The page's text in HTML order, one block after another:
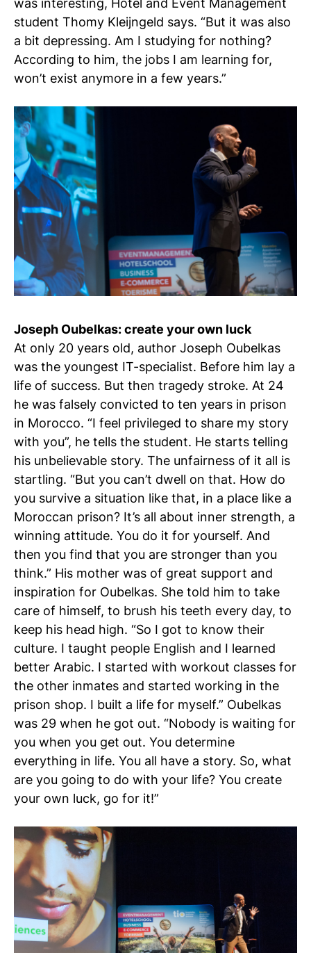
was interesting, Hotel and Event Management
student Thomy Kleijngeld says. “But it was also
a bit depressing. Am I studying for nothing?
According to him, the jobs I am learning for,
won’t exist anymore in a few years.”
Joseph Oubelkas: create your own luck
At only 20 years old, author Joseph Oubelkas
was the youngest IT-specialist. Before him lay a
life of success. But then tragedy stroke. At 24
he was falsely convicted to ten years in prison
in Morocco. “I feel privileged to share my story
with you”, he tells the student. He starts telling
his unbelievable story. The unfairness of it all is
startling. “But you can’t dwell on that. How do
you survive a situation like that, in a place like a
Moroccan prison? It’s all about inner strength, a
winning attitude. You do it for yourself. And
then you find that you are stronger than you
think.” His mother was of great support and
inspiration for Oubelkas. She told him to take
care of himself, to brush his teeth every day, to
keep his head high. “So I got to know their
culture. I taught people English and I learned
better Arabic. I started with workout classes for
the other inmates and started working in the
prison shop. I built a life for myself.” Oubelkas
was 29 when he got out. “Nobody is waiting for
you when you get out. You determine
everything in life. You all have a story. So, what
are you going to do with your life? You create
your own luck, go for it!”